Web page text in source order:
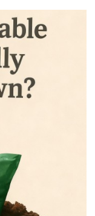
ofrece
con las
una